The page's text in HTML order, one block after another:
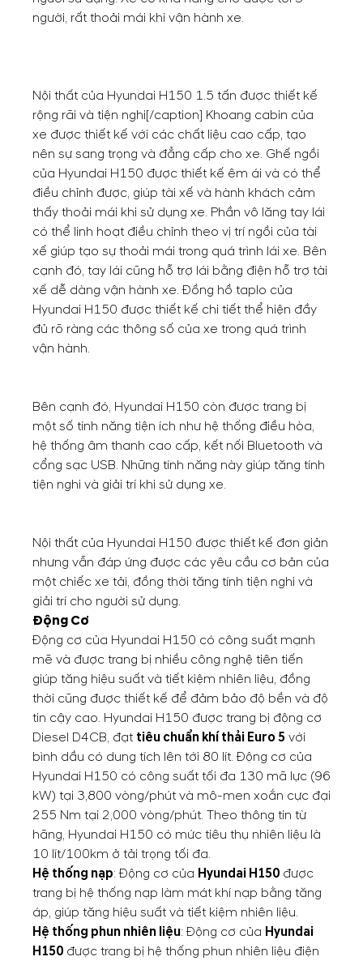
người, rất thoải mái khi vận hành xe.
Nội thất của Hyundai H150 1.5 tấn được thiết kế
rộng rãi và tiện nghi[/caption] Khoang cabin của
xe được thiết kế với các chất liệu cao cấp, tạo
nên sự sang trọng và đẳng cấp cho xe. Ghế ngồi
của Hyundai H150 được thiết kế êm ái và có thể
điều chỉnh được, giúp tài xế và hành khách cảm
thấy thoải mái khi sử dụng xe. Phần vô lăng tay lái
có thể linh hoạt điều chỉnh theo vị trí ngồi của tài
xế giúp tạo sự thoải mái trong quá trình lái xe. Bên
cạnh đó, tay lái cũng hỗ trợ lái bằng điện hỗ trợ tài
xế dễ dàng vận hành xe. Đồng hồ taplo của
Hyundai H150 được thiết kế chi tiết thể hiện đầy
đủ rõ ràng các thông số của xe trong quá trình
vận hành.
Bên cạnh đó, Hyundai H150 còn được trang bị
một số tính năng tiện ích như hệ thống điều hòa,
hệ thống âm thanh cao cấp, kết nối Bluetooth và
cổng sạc USB. Những tính năng này giúp tăng tính
tiện nghi và giải trí khi sử dụng xe.
Nội thất của Hyundai H150 được thiết kế đơn giản
nhưng vẫn đáp ứng được các yêu cầu cơ bản của
một chiếc xe tải, đồng thời tăng tính tiện nghi và
giải trí cho người sử dụng.
Động Cơ
Động cơ của Hyundai H150 có công suất mạnh
mẽ và được trang bị nhiều công nghệ tiên tiến
giúp tăng hiệu suất và tiết kiệm nhiên liệu, đồng
thời cũng được thiết kế để đảm bảo độ bền và độ
tin cậy cao. Hyundai H150 được trang bị động cơ
Diesel D4CB, đạt tiêu chuẩn khí thải Euro 5 với
bình dầu có dung tích lên tới 80 lít. Động cơ của
Hyundai H150 có công suất tối đa 130 mã lực (96
kW) tại 3,800 vòng/phút và mô-men xoắn cực đại
255 Nm tại 2,000 vòng/phút. Theo thông tin từ
hãng, Hyundai H150 có mức tiêu thụ nhiên liệu là
10 lít/100km ở tải trọng tối đa.
Hệ thống nạp: Động cơ của Hyundai H150 được
trang bị hệ thống nạp làm mát khí nạp bằng tăng
áp, giúp tăng hiệu suất và tiết kiệm nhiên liệu.
Hệ thống phun nhiên liệu: Động cơ của Hyundai
H150 được trang bị hệ thống phun nhiên liệu điện